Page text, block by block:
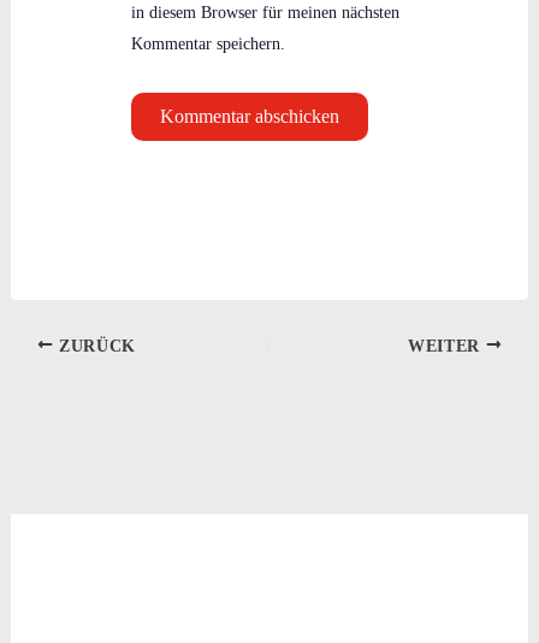
in diesem Browser für meinen nächsten
Kommentar speichern.
ZURÜCK WEITER